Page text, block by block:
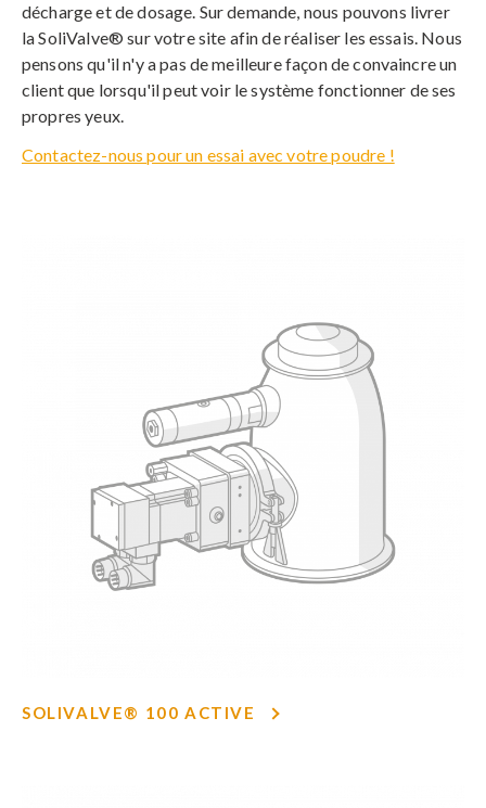
décharge et de dosage. Sur demande, nous pouvons livrer
la SoliValve® sur votre site afin de réaliser les essais. Nous
pensons qu'il n'y a pas de meilleure façon de convaincre un
client que lorsqu'il peut voir le système fonctionner de ses
propres yeux.
Contactez-nous pour un essai avec votre poudre !
SOLIVALVE® 100 ACTIVE